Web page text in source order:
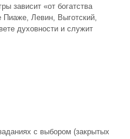
зависит «от богатства
Пиаже, Левин, Выготский,
духовности и служит
с выбором (закрытых